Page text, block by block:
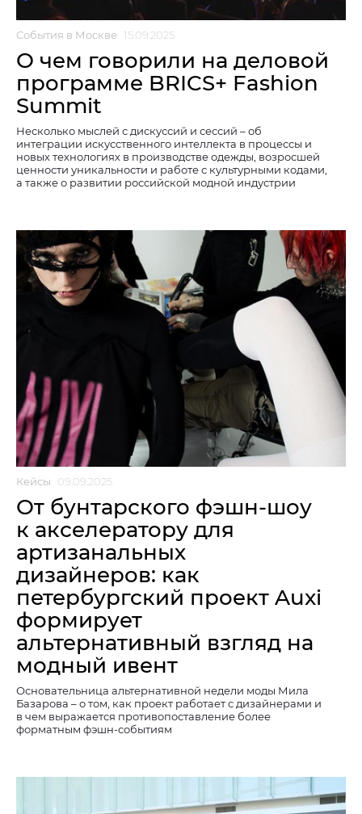
События в Москве 15.09.2025
О чем говорили на деловой
программе BRICS+ Fashion
Summit
Несколько мыслей с дискуссий и сессий – об
интеграции искусственного интеллекта в процессы и
новых технологиях в производстве одежды, возросшей
ценности уникальности и работе с культурными кодами,
а также о развитии российской модной индустрии
Кейсы 09.09.2025
От бунтарского фэшн-шоу
к акселератору для
артизанальных
дизайнеров: как
петербургский проект Auxi
формирует
альтернативный взгляд на
модный ивент
Основательница альтернативной недели моды Мила
Базарова – о том, как проект работает с дизайнерами и
в чем выражается противопоставление более
форматным фэшн-событиям